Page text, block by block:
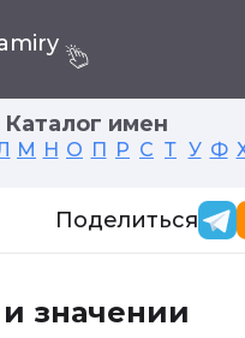
Каталог имен
М Н О П Р С Т У Ф
Поделиться
значении